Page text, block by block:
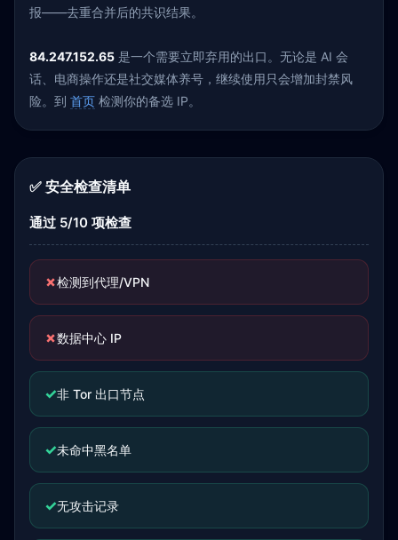
报——去重合并后的共识结果。
84.247.152.65 是一个需要立即弃用的出口。无论是 AI 会
话、电商操作还是社交媒体养号，继续使用只会增加封禁风
险。到 首页 检测你的备选 IP。
✅ 安全检查清单
通过 5/10 项检查
✗检测到代理/VPN
✗数据中心 IP
✓非 Tor 出口节点
✓未命中黑名单
✓无攻击记录